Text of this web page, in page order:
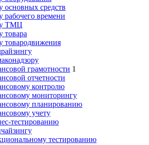
основных средств
рабочего времени
ТМЦ
товара
товародвижения
грамотности 1
отчетности
контролю
мониторингу
планированию
учету
тестированию
тестированию